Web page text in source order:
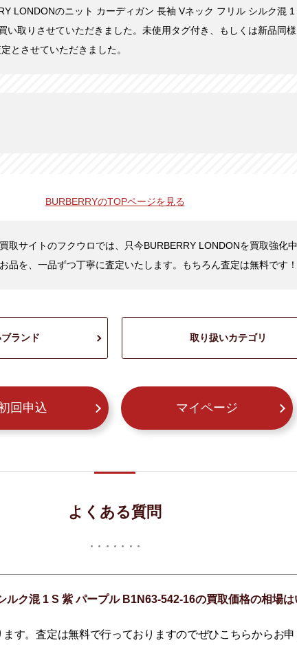
LONDONのニット カーディガン 長袖 Vネック フリル シルク混
い取りさせていただきました。未使用タグ付き、もしくは新品同
とさせていただきました。
BURBERRYのTOPページを見る
取サイトのフクウロでは、只今BURBERRY LONDONを買取強化中
品を、一品ずつ丁寧に査定いたします。もちろん査定は無料です！
ランド 取り扱いカテゴリ
回申込 マイページ
よくある質問
ルク混 1 S 紫 パープル B1N63-542-16の買取価格の相場
す。査定は無料で行っておりますのでぜひこちらからお申